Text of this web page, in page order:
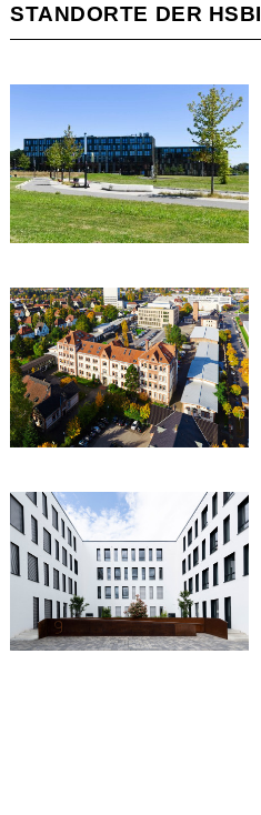
STANDORTE DER HSBI